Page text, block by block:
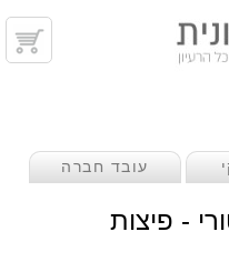
עובד חברה
- פיצות